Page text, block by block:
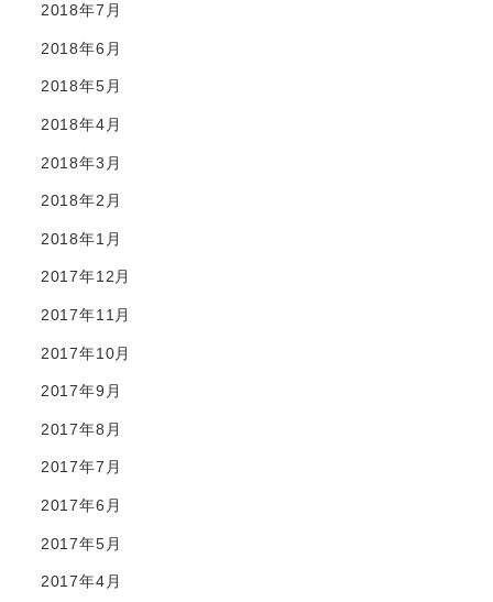
2018年7月
2018年6月
2018年5月
2018年4月
2018年3月
2018年2月
2018年1月
2017年12月
2017年11月
2017年10月
2017年9月
2017年8月
2017年7月
2017年6月
2017年5月
2017年4月